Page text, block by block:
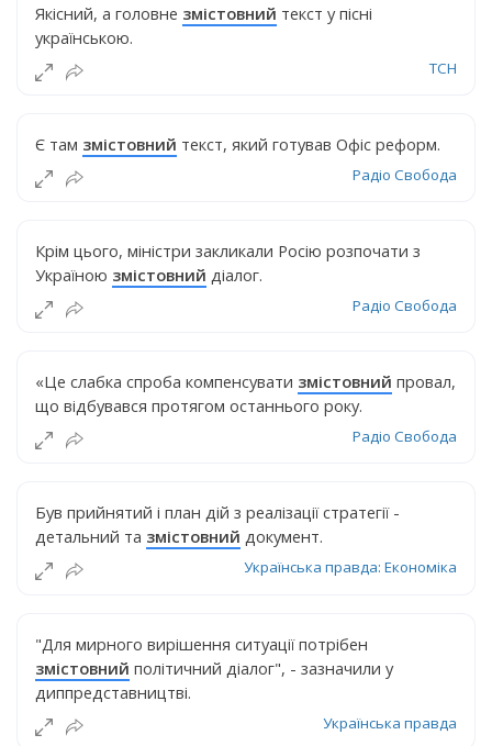
Якісний, а головне змістовний текст у пісні
українською.
ТСН
Є там змістовний текст, який готував Офіс реформ.
Радіо Свобода
Крім цього, міністри закликали Росію розпочати з
Україною змістовний діалог.
Радіо Свобода
«Це слабка спроба компенсувати змістовний провал,
що відбувався протягом останнього року.
Радіо Свобода
Був прийнятий і план дій з реалізації стратегії -
детальний та змістовний документ.
Українська правда: Економіка
"Для мирного вирішення ситуації потрібен
змістовний політичний діалог", - зазначили у
диппредставництві.
Українська правда